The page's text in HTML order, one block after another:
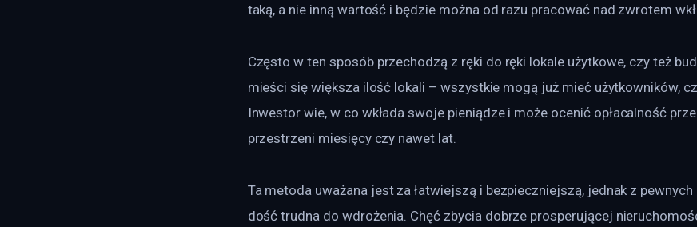
taką, a nie inną wartość i będzie można od razu pracować nad zwrotem
Często w ten sposób przechodzą z ręki do ręki lokale użytkowe, czy też
mieści się większa ilość lokali – wszystkie mogą już mieć użytkowników,
Inwestor wie, w co wkłada swoje pieniądze i może ocenić opłacalność
przestrzeni miesięcy czy nawet lat.
Ta metoda uważana jest za łatwiejszą i bezpieczniejszą, jednak z
dość trudna do wdrożenia. Chęć zbycia dobrze prosperującej